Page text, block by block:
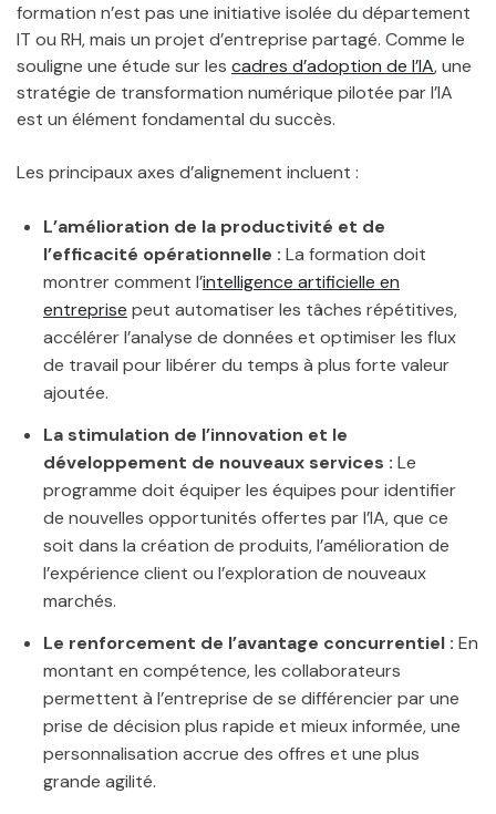
formation n’est pas une initiative isolée du département
IT ou RH, mais un projet d’entreprise partagé. Comme le
souligne une étude sur les cadres d’adoption de l’IA, une
stratégie de transformation numérique pilotée par l’IA
est un élément fondamental du succès.
Les principaux axes d’alignement incluent :
L’amélioration de la productivité et de
l’efficacité opérationnelle : La formation doit
montrer comment l’intelligence artificielle en
entreprise peut automatiser les tâches répétitives,
accélérer l’analyse de données et optimiser les flux
de travail pour libérer du temps à plus forte valeur
ajoutée.
La stimulation de l’innovation et le
développement de nouveaux services : Le
programme doit équiper les équipes pour identifier
de nouvelles opportunités offertes par l’IA, que ce
soit dans la création de produits, l’amélioration de
l’expérience client ou l’exploration de nouveaux
marchés.
Le renforcement de l’avantage concurrentiel : En
montant en compétence, les collaborateurs
permettent à l’entreprise de se différencier par une
prise de décision plus rapide et mieux informée, une
personnalisation accrue des offres et une plus
grande agilité.